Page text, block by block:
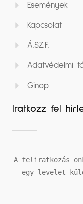
Események
Kapcsolat
Á.SZ.F.
Adatvédelmi
Ginop
Iratkozz fel
A feliratkozás
egy levelet